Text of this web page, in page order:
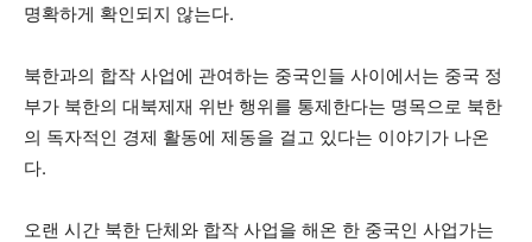
명확하게 확인되지 않는다.
북한과의 합작 사업에 관여하는 중국인들 사이에서는 중국 정
부가 북한의 대북제재 위반 행위를 통제한다는 명목으로 북한
의 독자적인 경제 활동에 제동을 걸고 있다는 이야기가 나온
다.
오랜 시간 북한 단체와 합작 사업을 해온 한 중국인 사업가는